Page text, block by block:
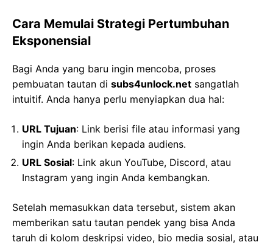
Cara Memulai Strategi Pertumbuhan
Eksponensial
Bagi Anda yang baru ingin mencoba, proses
pembuatan tautan di subs4unlock.net sangatlah
intuitif. Anda hanya perlu menyiapkan dua hal:
URL Tujuan: Link berisi file atau informasi yang
ingin Anda berikan kepada audiens.
URL Sosial: Link akun YouTube, Discord, atau
Instagram yang ingin Anda kembangkan.
Setelah memasukkan data tersebut, sistem akan
memberikan satu tautan pendek yang bisa Anda
taruh di kolom deskripsi video, bio media sosial, atau